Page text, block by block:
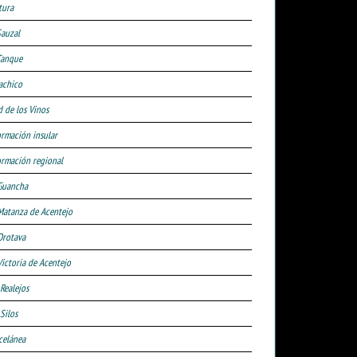
de los Vinos
insular
regional
de Acentejo
de Acentejo